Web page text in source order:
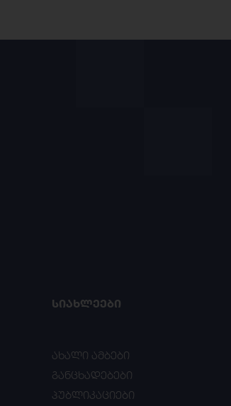
ᲡᲘᲐᲮᲚᲔᲔᲑᲘ
ახალი ამბები
განცხადებები
პუბლიკაციები